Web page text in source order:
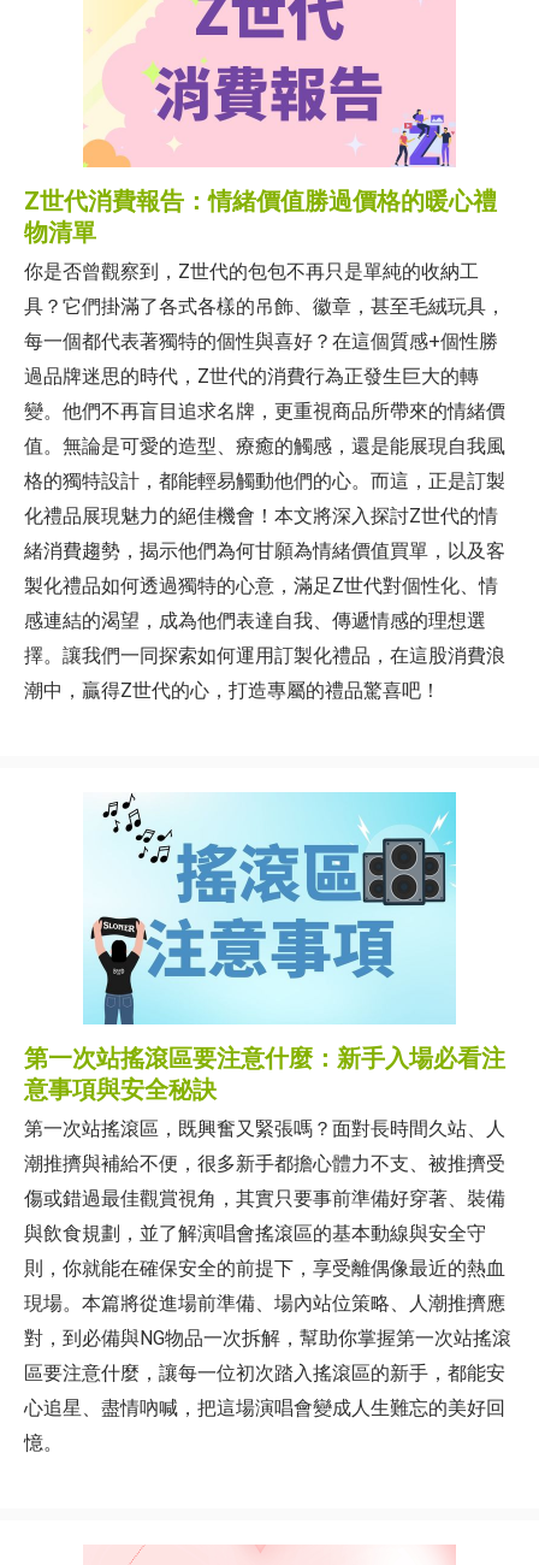
Z世代消費報告：情緒價值勝過價格的暖心禮
物清單
你是否曾觀察到，Z世代的包包不再只是單純的收納工
具？它們掛滿了各式各樣的吊飾、徽章，甚至毛絨玩具，
每一個都代表著獨特的個性與喜好？在這個質感+個性勝
過品牌迷思的時代，Z世代的消費行為正發生巨大的轉
變。他們不再盲目追求名牌，更重視商品所帶來的情緒價
值。無論是可愛的造型、療癒的觸感，還是能展現自我風
格的獨特設計，都能輕易觸動他們的心。而這，正是訂製
化禮品展現魅力的絕佳機會！本文將深入探討Z世代的情
緒消費趨勢，揭示他們為何甘願為情緒價值買單，以及客
製化禮品如何透過獨特的心意，滿足Z世代對個性化、情
感連結的渴望，成為他們表達自我、傳遞情感的理想選
擇。讓我們一同探索如何運用訂製化禮品，在這股消費浪
潮中，贏得Z世代的心，打造專屬的禮品驚喜吧！
第一次站搖滾區要注意什麼：新手入場必看注
意事項與安全秘訣
第一次站搖滾區，既興奮又緊張嗎？面對長時間久站、人
潮推擠與補給不便，很多新手都擔心體力不支、被推擠受
傷或錯過最佳觀賞視角，其實只要事前準備好穿著、裝備
與飲食規劃，並了解演唱會搖滾區的基本動線與安全守
則，你就能在確保安全的前提下，享受離偶像最近的熱血
現場。本篇將從進場前準備、場內站位策略、人潮推擠應
對，到必備與NG物品一次拆解，幫助你掌握第一次站搖滾
區要注意什麼，讓每一位初次踏入搖滾區的新手，都能安
心追星、盡情吶喊，把這場演唱會變成人生難忘的美好回
憶。